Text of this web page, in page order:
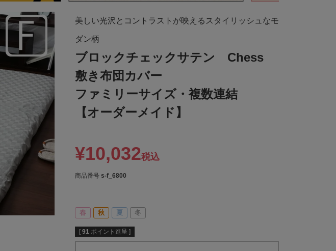
美しい光沢とコントラストが映えるスタイリッシュなモ
ダン柄
ブロックチェックサテン Chess
敷き布団カバー
ファミリーサイズ・複数連結
【オーダーメイド】
¥10,032税込
商品番号 s-f_6800
春 秋 夏 冬
[ 91 ポイント進呈 ]